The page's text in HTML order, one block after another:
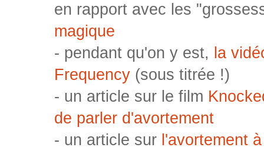
en rapport avec les
magique
- pendant qu'on y est, la
Frequency (sous titrée !)
- un article sur le film
de parler d'avortement
- un article sur l'avortement